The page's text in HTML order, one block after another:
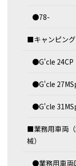
●78-
■キャンピン
●G'cle 24CP
●G'cle
●G'cle
■業務用車両
械）
●業務用車両